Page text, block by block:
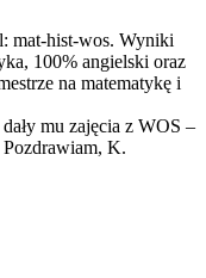
mat-hist-wos. Wyniki
100% angielski oraz
na matematykę i
mu zajęcia z WOS –
Pozdrawiam, K.